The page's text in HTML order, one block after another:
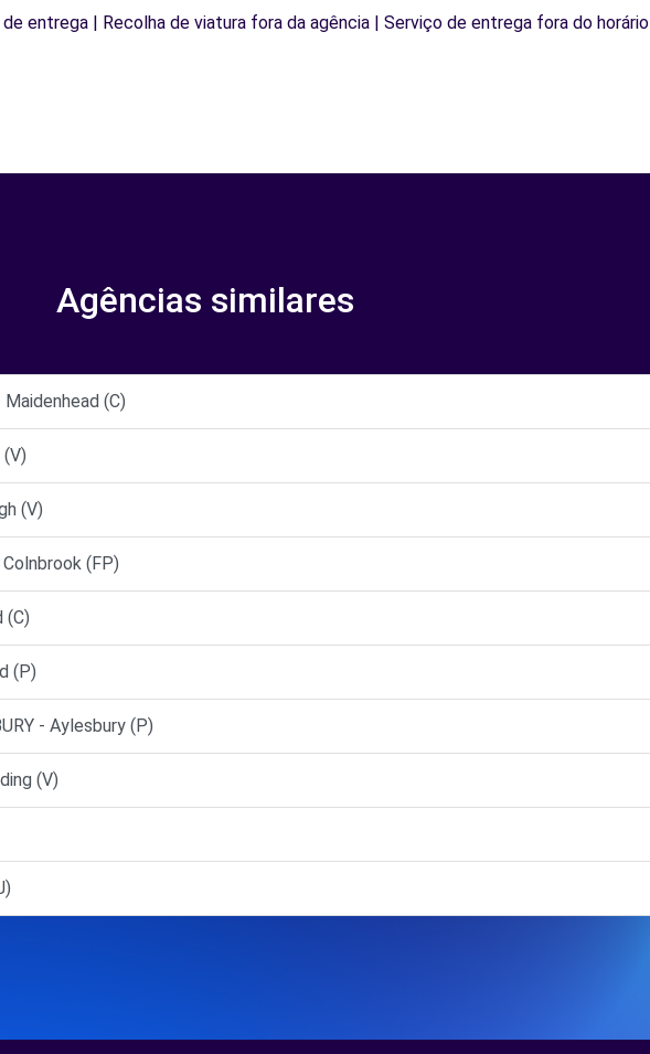
entrega | Recolha de viatura fora da agência | Serviço de entrega fora do horário
Agências similares
(C)
(V)
(FP)
(C)
(P)
- Aylesbury (P)
(V)